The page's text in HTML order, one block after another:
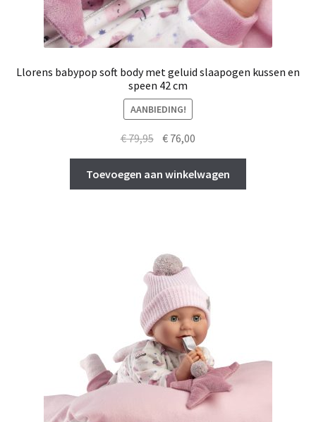
Llorens babypop soft body met geluid slaapogen kussen en
speen 42 cm
AANBIEDING!
€79,95 Oorspronkelijke
was:
€ 79,95.
€ 76,00
is:
€ 76,00.
Toevoegen aan winkelwagen